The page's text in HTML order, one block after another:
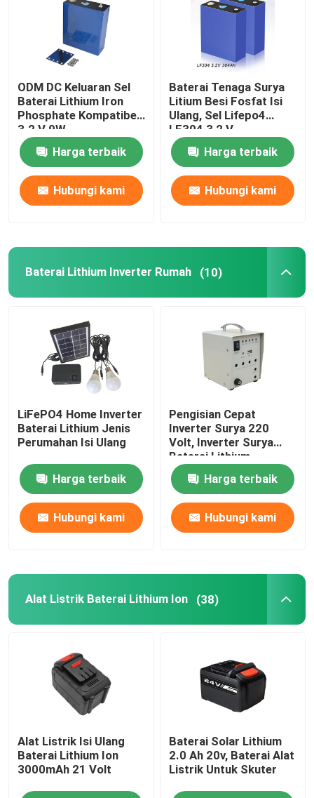
ODM DC Keluaran Sel
Baterai Lithium Iron
Phosphate Kompatibel
3.2 V 9W
Harga terbaik
Hubungi kami
Baterai Tenaga Surya
Litium Besi Fosfat Isi
Ulang, Sel Lifepo4
LF304 3,2 V
Harga terbaik
Hubungi kami
Baterai Lithium Inverter Rumah (10)
LiFePO4 Home Inverter
Baterai Lithium Jenis
Perumahan Isi Ulang
Harga terbaik
Hubungi kami
Pengisian Cepat
Inverter Surya 220
Volt, Inverter Surya
Baterai Lithium
20000mAh
Harga terbaik
Hubungi kami
Alat Listrik Baterai Lithium Ion (38)
Alat Listrik Isi Ulang
Baterai Lithium Ion
3000mAh 21 Volt
Baterai Solar Lithium
2.0 Ah 20v, Baterai Alat
Listrik Untuk Skuter